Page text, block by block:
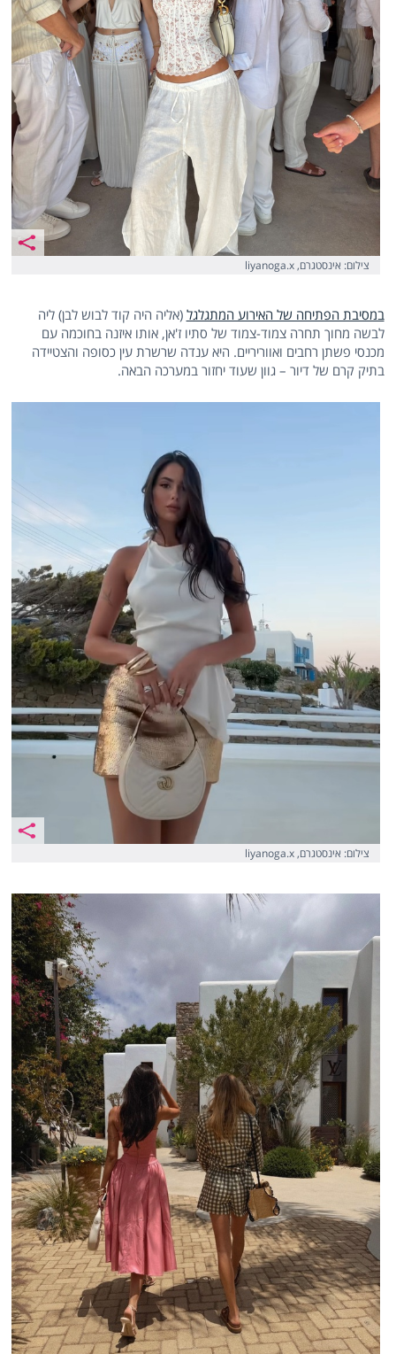
צילום: אינסטגרם, liyanoga.x
במסיבת הפתיחה של האירוע המתגלגל(אליה היה קוד לבוש לבן) ליה
לבשה מחוך תחרה צמוד-צמוד של סתיו ז'אן, אותו איזנה בחוכמה עם
מכנסי פשתן רחבים ואווריריים. היא ענדה שרשרת עין כסופה והצטיידה
בתיק קרם של דיור – גוון שעוד יחזור במערכה הבאה.
צילום: אינסטגרם, liyanoga.x